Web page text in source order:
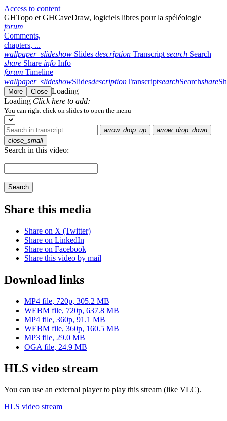
Access to content
GHTopo et GHCaveDraw, logiciels libres pour la spéléologie
forum
Comments,
chapters, ...
wallpaper_slideshow Slides description Transcript search Search
share Share info Info
forum Timeline
wallpaper_slideshowSlidesdescriptionTranscriptsearchSearchshare
More Close Loading
Loading Click here to add:
You can right click on slides to open the menu
arrow_drop_up
arrow_drop_down
close_small
Search in this video:
Search
Share this media
Share on X (Twitter)
Share on LinkedIn
Share on Facebook
Share this video by mail
Download links
MP4 file, 720p, 305.2 MB
WEBM file, 720p, 637.8 MB
MP4 file, 360p, 91.1 MB
WEBM file, 360p, 160.5 MB
MP3 file, 29.0 MB
OGA file, 24.9 MB
HLS video stream
You can use an external player to play this stream (like VLC).
HLS video stream